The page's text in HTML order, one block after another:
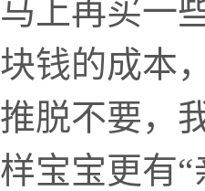
马上再买一
块钱的成本
推脱不要，
样宝宝更有